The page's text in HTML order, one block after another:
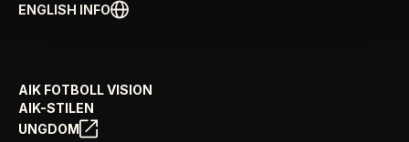
ENGLISH INFO
AIK FOTBOLL VISION
AIK-STILEN
UNGDOM